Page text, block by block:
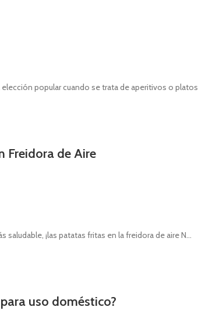
popular cuando se trata de aperitivos o platos...
Freidora de Aire
¡las patatas fritas en la freidora de aire N...
uso doméstico?